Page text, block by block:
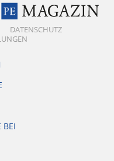
DATENSCHUTZ
BEI